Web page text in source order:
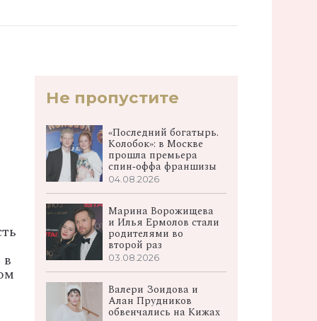
Не пропустите
«Последний богатырь.
Колобок»: в Москве
прошла премьера
спин‑оффа франшизы
04.08.2026
Марина Ворожищева
и Илья Ермолов стали
родителями во
второй раз
03.08.2026
Валери Зоидова и
Алан Прудников
обвенчались на Кижах